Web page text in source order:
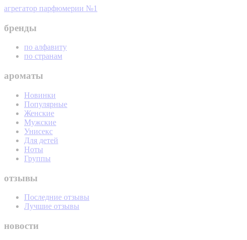
агрегатор парфюмерии №1
бренды
по алфавиту
по странам
ароматы
Новинки
Популярные
Женские
Мужские
Унисекс
Для детей
Ноты
Группы
отзывы
Последние отзывы
Лучшие отзывы
новости